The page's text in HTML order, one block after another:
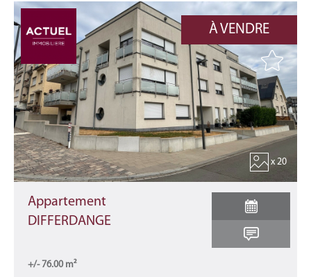
À VENDRE
x 20
Appartement
DIFFERDANGE
+/- 76.00 m²